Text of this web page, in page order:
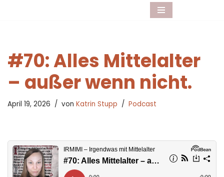
springen
#70: Alles Mittelalter
– außer wenn nicht.
April 19, 2026 von Katrin Stupp Podcast